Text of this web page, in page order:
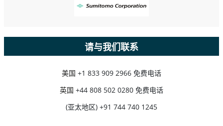
请与我们联系
美国 +1 833 909 2966 免费电话
英国 +44 808 502 0280 免费电话
(亚太地区) +91 744 740 1245